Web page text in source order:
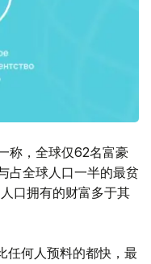
称，全球仅62名富豪
占全球人口一半的最贫
口拥有的财富多于其
任何人预料的都快，最